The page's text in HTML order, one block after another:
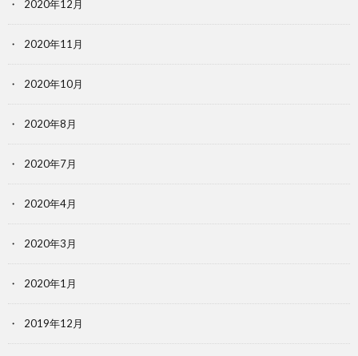
2020年12月
2020年11月
2020年10月
2020年8月
2020年7月
2020年4月
2020年3月
2020年1月
2019年12月